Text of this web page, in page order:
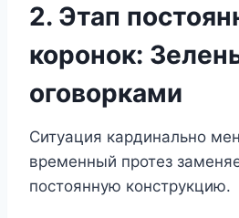
2. Этап
коронок:
оговорками
Ситуация кардинально
временный протез
постоянную конструкцию.